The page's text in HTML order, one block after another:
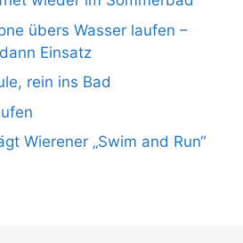
übers Wasser laufen –
Einsatz
rein ins Bad
Wierener „Swim and Run“